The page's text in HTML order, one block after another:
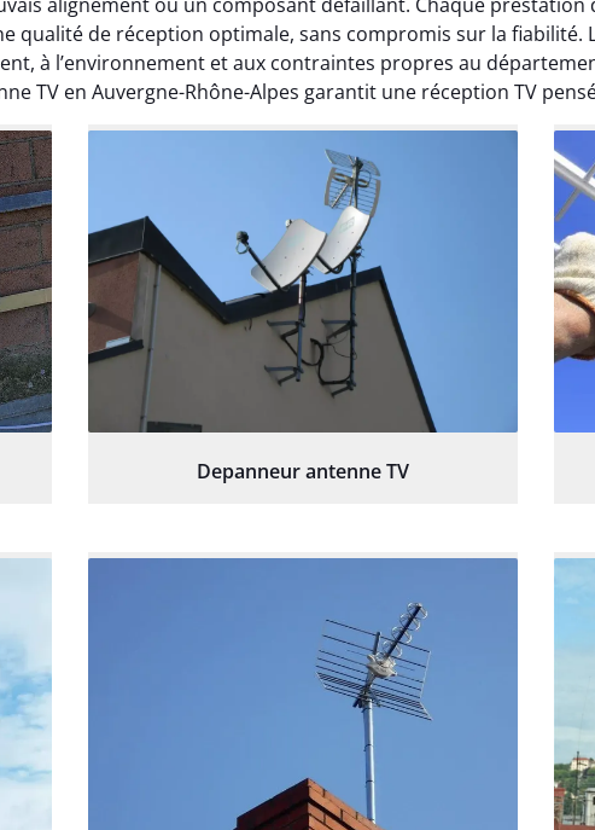
alignement ou un composant défaillant. Chaque prestation
qualité de réception optimale, sans compromis sur la fiabilité.
à l’environnement et aux contraintes propres au
TV en Auvergne-Rhône-Alpes garantit une réception TV
Depanneur antenne TV